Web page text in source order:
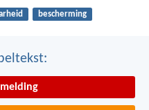
bescherming